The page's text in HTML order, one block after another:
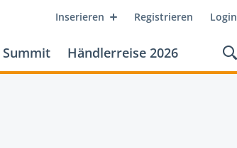
Inserieren Registrieren Login
Summit Händlerreise 2026